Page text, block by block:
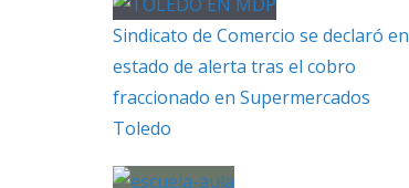
Sindicato de Comercio se declaró en
estado de alerta tras el cobro
fraccionado en Supermercados
Toledo